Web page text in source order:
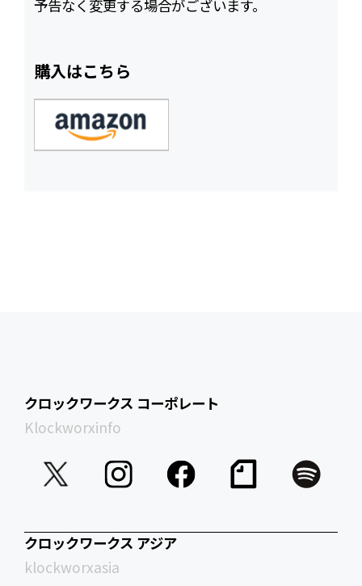
予告なく変更する場合がございます。
購入はこちら
クロックワークス コーポレート
Klockworxinfo
クロックワークス アジア
klockworxasia